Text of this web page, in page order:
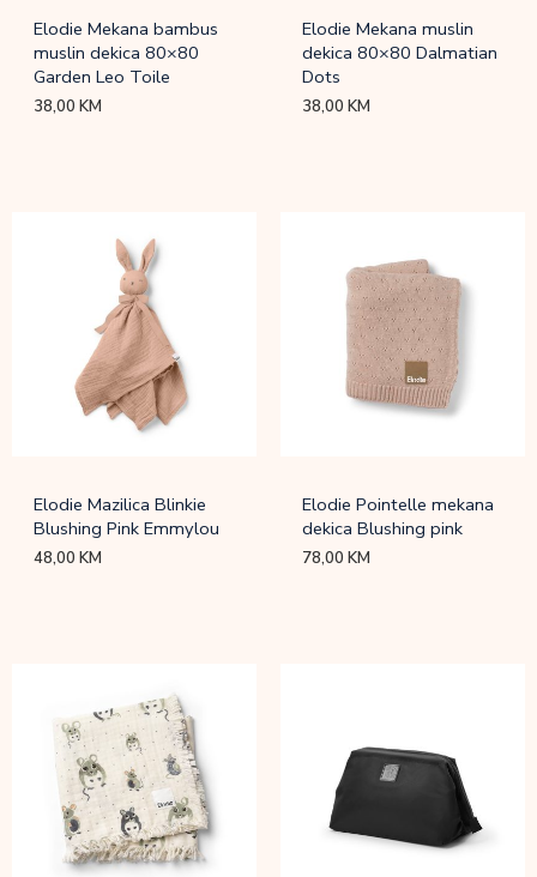
Elodie Mekana bambus
muslin dekica 80×80
Garden Leo Toile
38,00KM
Elodie Mekana muslin
dekica 80×80 Dalmatian
Dots
38,00KM
Elodie Mazilica Blinkie
Blushing Pink Emmylou
48,00KM
Elodie Pointelle mekana
dekica Blushing pink
78,00KM